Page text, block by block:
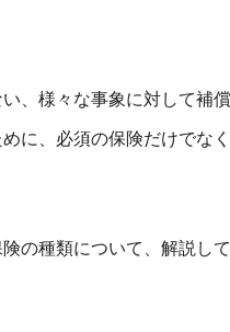
、様々な事象に対して補
に、必須の保険だけでな
の種類について、解説して